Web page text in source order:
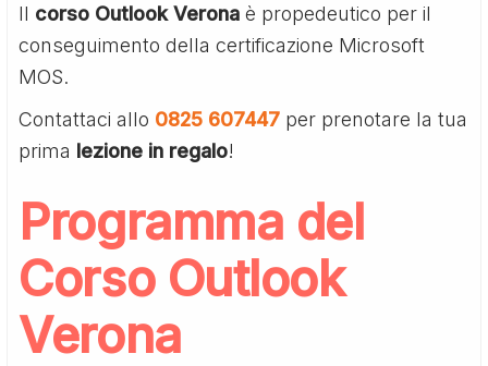
Il corso Outlook Verona è propedeutico per il
conseguimento della certificazione Microsoft
MOS.
Contattaci allo 0825 607447 per prenotare la tua
prima lezione in regalo!
Programma del
Corso Outlook
Verona